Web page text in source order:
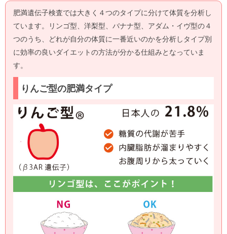
肥満遺伝子検査では大きく４つのタイプに分けて体質を分析し
ています。リンゴ型、洋梨型、バナナ型、アダム・イヴ型の４
つのうち、どれが自分の体質に一番近いのかを分析しタイプ別
に効率の良いダイエットの方法が分かる仕組みとなっていま
す。
りんご型の肥満タイプ